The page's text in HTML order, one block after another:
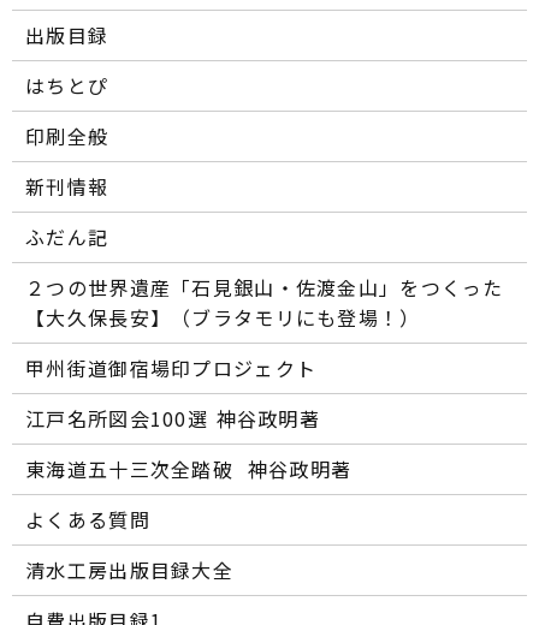
出版目録
はちとぴ
印刷全般
新刊情報
ふだん記
２つの世界遺産「石見銀山・佐渡金山」をつくった
【大久保長安】（ブラタモリにも登場！）
甲州街道御宿場印プロジェクト
江戸名所図会100選―― 神谷政明著
東海道五十三次全踏破 ―― 神谷政明著
よくある質問
清水工房出版目録大全